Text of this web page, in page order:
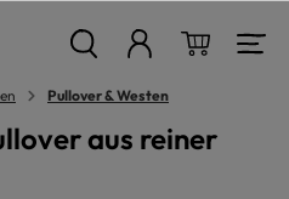
Pullover & Westen
aus reiner